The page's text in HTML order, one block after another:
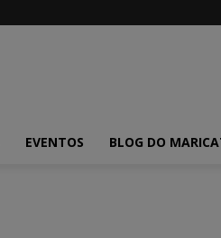
EVENTOS BLOG DO